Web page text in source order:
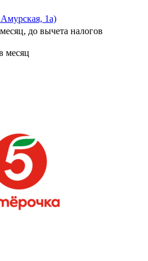
1а)
до вычета налогов
месяц